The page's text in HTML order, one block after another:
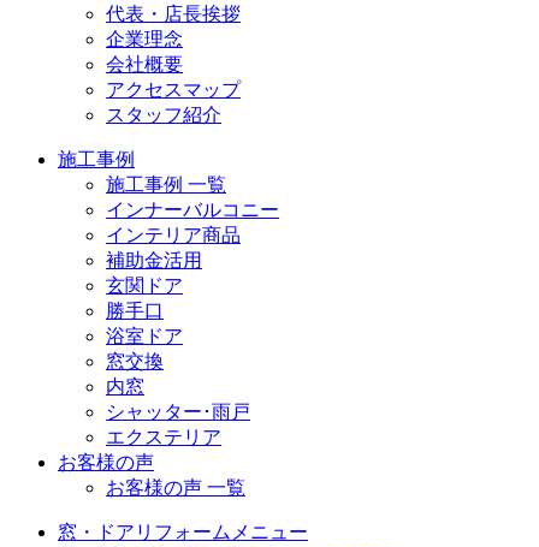
代表・店長挨拶
企業理念
会社概要
アクセスマップ
スタッフ紹介
施工事例
施工事例 一覧
インナーバルコニー
インテリア商品
補助金活用
玄関ドア
勝手口
浴室ドア
窓交換
内窓
シャッター･雨戸
エクステリア
お客様の声
お客様の声 一覧
窓・ドアリフォームメニュー